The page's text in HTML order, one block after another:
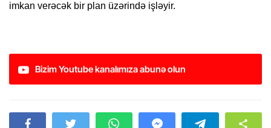
imkan verəcək bir plan üzərində işləyir.
Bizim Youtube kanalımıza abunə olun